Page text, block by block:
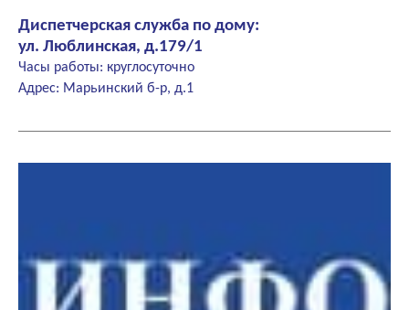
Диспетчерская служба по дому:
ул. Люблинская, д.179/1
Часы работы: круглосуточно
Адрес: Марьинский б-р, д.1